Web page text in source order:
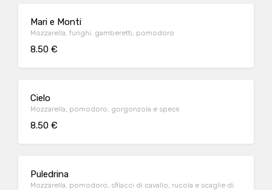
Mari e Monti
Mozzarella, funghi, gamberetti, pomodoro
8.50 €
Cielo
Mozzarella, pomodoro, gorgonzola e speck
8.50 €
Puledrina
Mozzarella, pomodoro, sfilacci di cavallo, rucola e scaglie di